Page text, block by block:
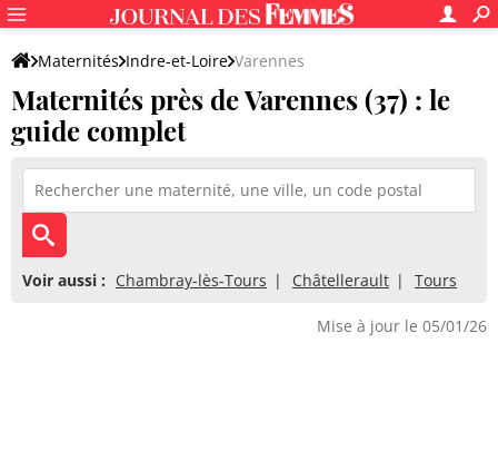
Maternités Indre-et-Loire Varennes
Maternités près de Varennes (37) : le
guide complet
Voir aussi : Chambray-lès-Tours Châtellerault Tours
Mise à jour le 05/01/26